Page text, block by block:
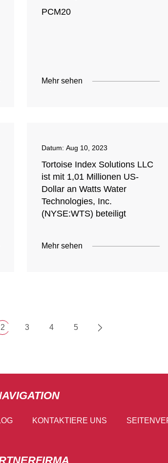
PCM20
Mehr sehen
Datum: Aug 10, 2023
Tortoise Index Solutions LLC
ist mit 1,01 Millionen US-
Dollar an Watts Water
Technologies, Inc.
(NYSE:WTS) beteiligt
Mehr sehen
2 3 4 5
KONTAKTIERE UNS